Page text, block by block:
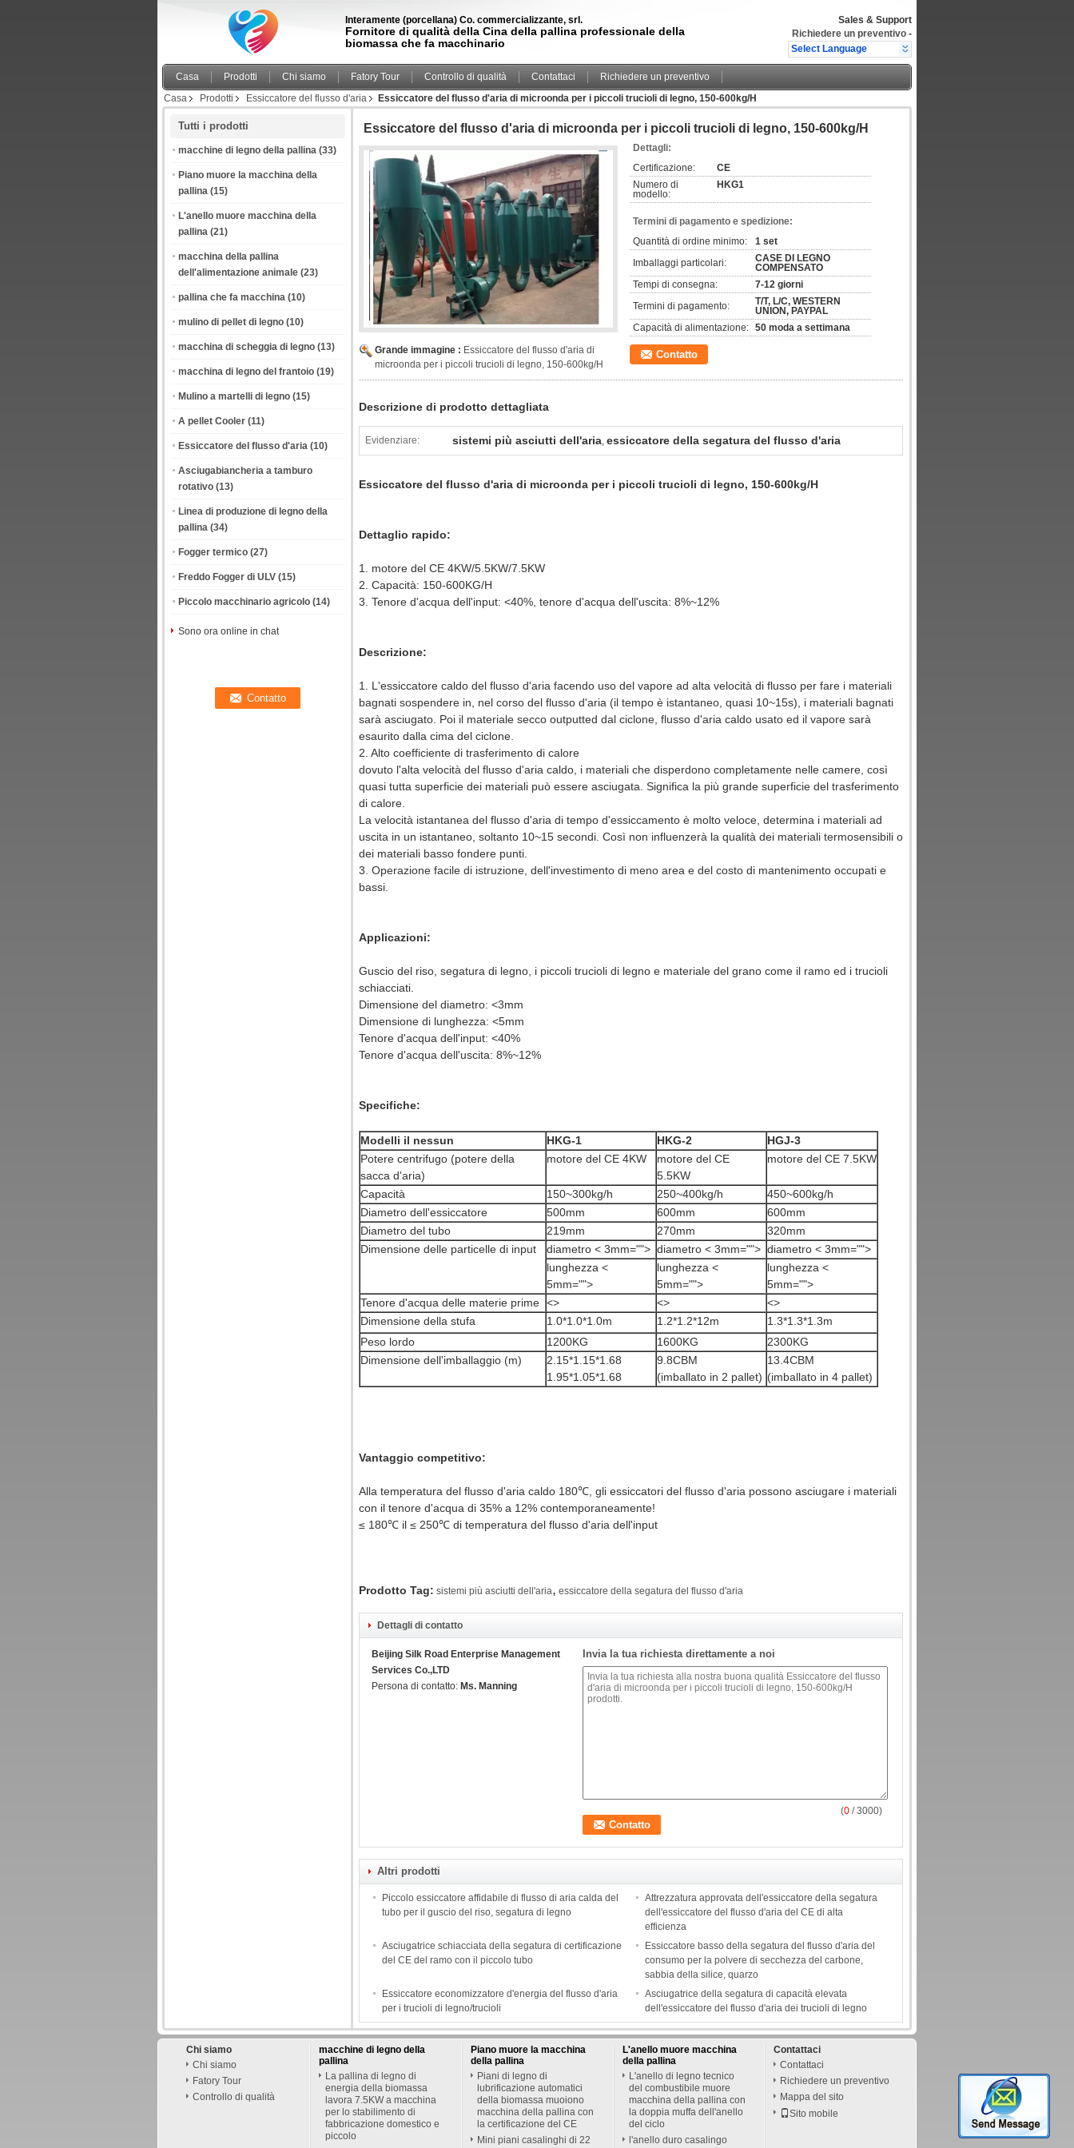
Interamente (porcellana) Co. commercializzante, srl.
Fornitore di qualità della Cina della pallina professionale della
biomassa che fa macchinario
Sales & Support
Richiedere un preventivo -
Select Language
Casa Prodotti Chi siamo Fatory Tour Controllo di qualità Contattaci
Richiedere un preventivo
Casa
Prodotti Essiccatore del flusso d'aria Essiccatore del flusso d'aria di microonda per i piccoli trucioli di legno, 150-600kg/H
Tutti i prodotti
macchine di legno della pallina (33)
Piano muore la macchina della
pallina (15)
L'anello muore macchina della
pallina (21)
macchina della pallina
dell'alimentazione animale (23)
pallina che fa macchina (10)
mulino di pellet di legno (10)
macchina di scheggia di legno (13)
macchina di legno del frantoio (19)
Mulino a martelli di legno (15)
A pellet Cooler (11)
Essiccatore del flusso d'aria (10)
Asciugabiancheria a tamburo
rotativo (13)
Linea di produzione di legno della
pallina (34)
Fogger termico (27)
Freddo Fogger di ULV (15)
Piccolo macchinario agricolo (14)
Sono ora online in chat
Essiccatore del flusso d'aria di microonda per i piccoli trucioli di legno, 150-600kg/H
Grande immagine : Essiccatore del flusso d'aria di
microonda per i piccoli trucioli di legno, 150-600kg/H
Dettagli:
Certificazione:
CE
Numero di
modello:
HKG1
Termini di pagamento e spedizione:
Quantità di ordine minimo:
1 set
Imballaggi particolari:
CASE DI LEGNO
COMPENSATO
Tempi di consegna:
7-12 giorni
Termini di pagamento:
T/T, L/C, WESTERN
UNION, PAYPAL
Capacità di alimentazione: 50 moda a settimana
Contatto
Descrizione di prodotto dettagliata
Evidenziare: sistemi più asciutti dell'aria, essiccatore della segatura del flusso d'aria
Essiccatore del flusso d'aria di microonda per i piccoli trucioli di legno, 150-600kg/H
Dettaglio rapido:
1. motore del CE 4KW/5.5KW/7.5KW
2. Capacità: 150-600KG/H
3. Tenore d'acqua dell'input: <40%, tenore d'acqua dell'uscita: 8%~12%
Descrizione:
1. L'essiccatore caldo del flusso d'aria facendo uso del vapore ad alta velocità di flusso per fare i materiali
bagnati sospendere in, nel corso del flusso d'aria (il tempo è istantaneo, quasi 10~15s), i materiali bagnati
sarà asciugato. Poi il materiale secco outputted dal ciclone, flusso d'aria caldo usato ed il vapore sarà
esaurito dalla cima del ciclone.
2. Alto coefficiente di trasferimento di calore
dovuto l'alta velocità del flusso d'aria caldo, i materiali che disperdono completamente nelle camere, così
quasi tutta superficie dei materiali può essere asciugata. Significa la più grande superficie del trasferimento
di calore.
La velocità istantanea del flusso d'aria di tempo d'essiccamento è molto veloce, determina i materiali ad
uscita in un istantaneo, soltanto 10~15 secondi. Così non influenzerà la qualità dei materiali termosensibili o
dei materiali basso fondere punti.
3. Operazione facile di istruzione, dell'investimento di meno area e del costo di mantenimento occupati e
bassi.
Applicazioni:
Guscio del riso, segatura di legno, i piccoli trucioli di legno e materiale del grano come il ramo ed i trucioli
schiacciati.
Dimensione del diametro: <3mm
Dimensione di lunghezza: <5mm
Tenore d'acqua dell'input: <40%
Tenore d'acqua dell'uscita: 8%~12%
Specifiche:
Modelli il nessun HKG-1 HKG-2
HGJ-3
Potere centrifugo (potere della
sacca d'aria)
motore del CE 4KW
motore del CE
5.5KW
motore del CE 7.5KW
Capacità 150~300kg/h 250~400kg/h
450~600kg/h
Diametro dell'essiccatore
500mm 600mm
600mm
Diametro del tubo
219mm 270mm
320mm
Dimensione delle particelle di input
diametro < 3mm=""> diametro < 3mm=""> diametro < 3mm="">
lunghezza <
5mm="">
lunghezza <
5mm="">
lunghezza <
5mm="">
Tenore d'acqua delle materie prime <> <>
<>
Dimensione della stufa
1.0*1.0*1.0m 1.2*1.2*12m
1.3*1.3*1.3m
Peso lordo
1200KG 1600KG
2300KG
Dimensione dell'imballaggio (m)
2.15*1.15*1.68
1.95*1.05*1.68
9.8CBM
(imballato in 2 pallet)
13.4CBM
(imballato in 4 pallet)
Vantaggio competitivo:
Alla temperatura del flusso d'aria caldo 180℃, gli essiccatori del flusso d'aria possono asciugare i materiali
con il tenore d'acqua di 35% a 12% contemporaneamente!
≤ 180℃ il ≤ 250℃ di temperatura del flusso d'aria dell'input
Prodotto Tag: sistemi più asciutti dell'aria, essiccatore della segatura del flusso d'aria
Dettagli di contatto
Beijing Silk Road Enterprise Management
Services Co.,LTD
Persona di contatto: Ms. Manning
Invia la tua richiesta direttamente a noi
(0 / 3000)
Altri prodotti
Piccolo essiccatore affidabile di flusso di aria calda del
tubo per il guscio del riso, segatura di legno
Attrezzatura approvata dell'essiccatore della segatura
dell'essiccatore del flusso d'aria del CE di alta
efficienza
Asciugatrice schiacciata della segatura di certificazione
del CE del ramo con il piccolo tubo
Essiccatore basso della segatura del flusso d'aria del
consumo per la polvere di secchezza del carbone,
sabbia della silice, quarzo
Essiccatore economizzatore d'energia del flusso d'aria
per i trucioli di legno/trucioli
Asciugatrice della segatura di capacità elevata
dell'essiccatore del flusso d'aria dei trucioli di legno
Chi siamo
Chi siamo
Fatory Tour
Controllo di qualità
macchine di legno della
pallina
La pallina di legno di
energia della biomassa
lavora 7.5KW a macchina
per lo stabilimento di
fabbricazione domestico e
piccolo
Piano muore la macchina
della pallina
Piani di legno di
lubrificazione automatici
della biomassa muoiono
macchina della pallina con
la certificazione del CE
Mini piani casalinghi di 22
L'anello muore macchina
della pallina
L'anello di legno tecnico
del combustibile muore
macchina della pallina con
la doppia muffa dell'anello
del ciclo
l'anello duro casalingo
Contattaci
Contattaci
Richiedere un preventivo
Mappa del sito
Sito mobile